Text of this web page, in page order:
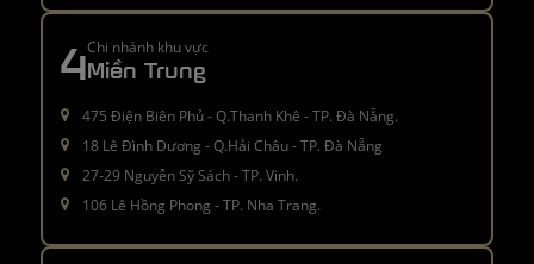
4Chi nhánh khu vực
Miền Trung
475 Điện Biên Phủ - Q.Thanh Khê - TP. Đà Nẵng.
18 Lê Đình Dương - Q.Hải Châu - TP. Đà Nẵng
27-29 Nguyễn Sỹ Sách - TP. Vinh.
106 Lê Hồng Phong - TP. Nha Trang.